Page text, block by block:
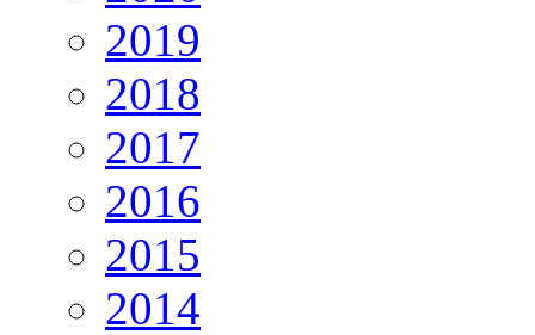
2019
2018
2017
2016
2015
2014